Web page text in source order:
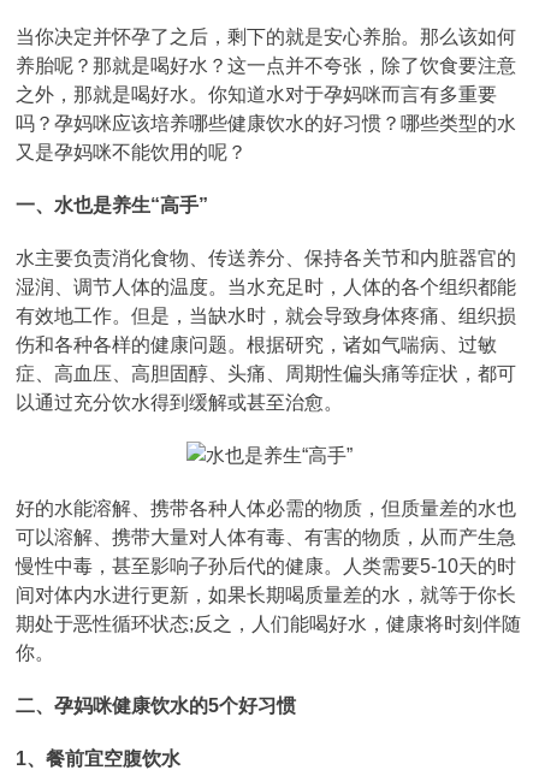
当你决定并怀孕了之后，剩下的就是安心养胎。那么该如何
养胎呢？那就是喝好水？这一点并不夸张，除了饮食要注意
之外，那就是喝好水。你知道水对于孕妈咪而言有多重要
吗？孕妈咪应该培养哪些健康饮水的好习惯？哪些类型的水
又是孕妈咪不能饮用的呢？
一、水也是养生“高手”
水主要负责消化食物、传送养分、保持各关节和内脏器官的
湿润、调节人体的温度。当水充足时，人体的各个组织都能
有效地工作。但是，当缺水时，就会导致身体疼痛、组织损
伤和各种各样的健康问题。根据研究，诸如气喘病、过敏
症、高血压、高胆固醇、头痛、周期性偏头痛等症状，都可
以通过充分饮水得到缓解或甚至治愈。
好的水能溶解、携带各种人体必需的物质，但质量差的水也
可以溶解、携带大量对人体有毒、有害的物质，从而产生急
慢性中毒，甚至影响子孙后代的健康。人类需要5-10天的时
间对体内水进行更新，如果长期喝质量差的水，就等于你长
期处于恶性循环状态;反之，人们能喝好水，健康将时刻伴随
你。
二、孕妈咪健康饮水的5个好习惯
1、餐前宜空腹饮水